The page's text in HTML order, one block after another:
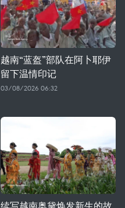
越南“蓝盔”部队在阿卜耶伊
留下温情印记
03/08/2026 06:32
续写越南奥黛焕发新生的故